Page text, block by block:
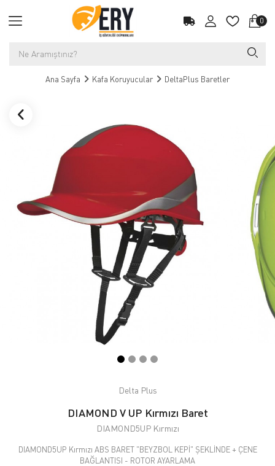
0
Ana Sayfa Kafa Koruyucular DeltaPlus Baretler
Delta Plus
DIAMOND V UP Kırmızı Baret
DIAMOND5UP Kırmızı
DIAMOND5UP Kırmızı ABS BARET "BEYZBOL KEPİ" ŞEKLİNDE + ÇENE
BAĞLANTISI - ROTOR AYARLAMA